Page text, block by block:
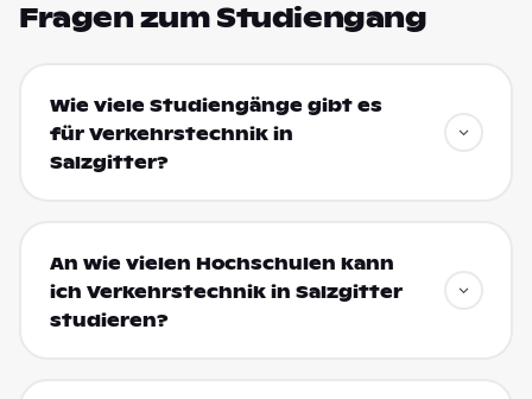
Fragen zum Studiengang
Wie viele Studiengänge gibt es
für Verkehrstechnik in
Salzgitter?
An wie vielen Hochschulen kann
ich Verkehrstechnik in Salzgitter
studieren?